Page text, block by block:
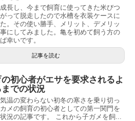
長し、今まで飼育に使ってきた米びつ
って脱走したので水槽を衣装ケースに
。その使い勝手、メリット、デメリッ
事にしてみました。亀を初めて飼う方の
幸いです。
記事を読む
初心者がエサを要求されるよ
までの状況
温の変わらない初冬の寒さを乗り切っ
メの飼育の初心者としての第一関門を
況の記事です。 これから子ガメを飼...